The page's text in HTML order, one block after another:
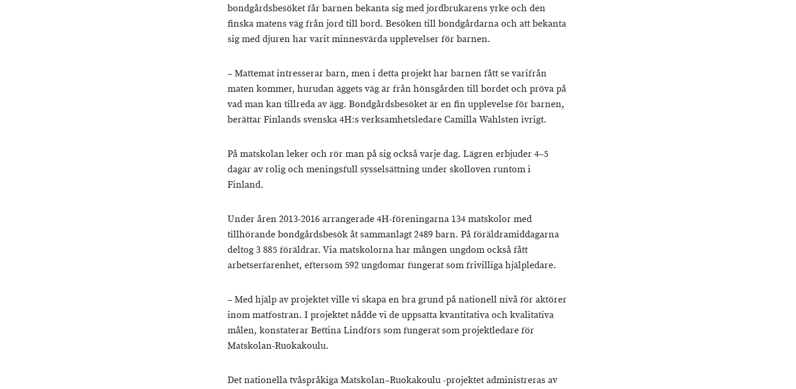
bondgårdsbesöket får barnen bekanta sig med jordbrukarens yrke och den
finska matens väg från jord till bord. Besöken till bondgårdarna och att bekanta
sig med djuren har varit minnesvärda upplevelser för barnen.
– Mattemat intresserar barn, men i detta projekt har barnen fått se varifrån
maten kommer, hurudan äggets väg är från hönsgården till bordet och pröva på
vad man kan tillreda av ägg. Bondgårdsbesöket är en fin upplevelse för barnen,
berättar Finlands svenska 4H:s verksamhetsledare Camilla Wahlsten ivrigt.
På matskolan leker och rör man på sig också varje dag. Lägren erbjuder 4–5
dagar av rolig och meningsfull sysselsättning under skolloven runtom i
Finland.
Under åren 2013-2016 arrangerade 4H-föreningarna 134 matskolor med
tillhörande bondgårdsbesök åt sammanlagt 2489 barn. På föräldramiddagarna
deltog 3 885 föräldrar. Via matskolorna har mången ungdom också fått
arbetserfarenhet, eftersom 592 ungdomar fungerat som frivilliga hjälpledare.
– Med hjälp av projektet ville vi skapa en bra grund på nationell nivå för aktörer
inom matfostran. I projektet nådde vi de uppsatta kvantitativa och kvalitativa
målen, konstaterar Bettina Lindfors som fungerat som projektledare för
Matskolan-Ruokakoulu.
Det nationella tvåspråkiga Matskolan–Ruokakoulu -projektet administreras av